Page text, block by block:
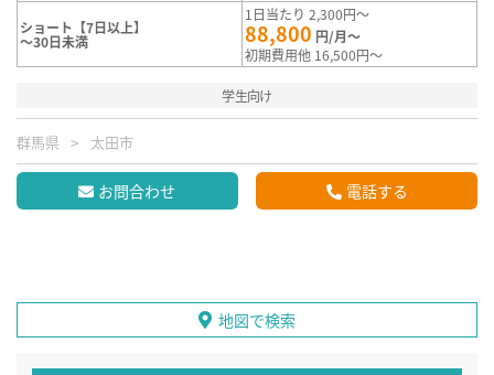
ショート【7日以上】
～30日未満
1日当たり 2,300円～
88,800 円/月～
初期費用他 16,500円～
学生向け
群馬県 太田市
お問合わせ 電話する
地図で検索